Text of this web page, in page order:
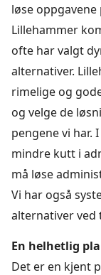
løse oppgavene
Lillehammer
ofte har valgt
alternativer.
rimelige og
og velge de
pengene vi har.
mindre kutt i
må løse
Vi har også
alternativer ved
En helhetlig
Det er en kjent